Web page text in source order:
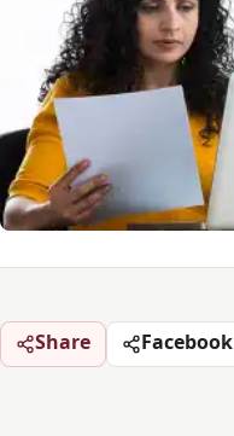
Share Facebook